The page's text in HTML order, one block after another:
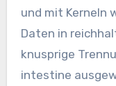
und mit Kerneln
Daten in
knusprige
intestine